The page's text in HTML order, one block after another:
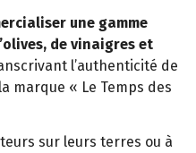
une gamme
de vinaigres et
l’authenticité de
marque « Le Temps des
sur leurs terres ou à